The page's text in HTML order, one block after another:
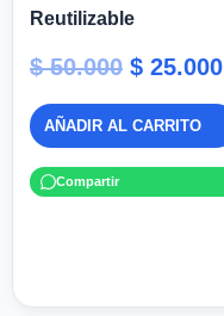
Reutilizable
$50.000 $ 25.000
AÑADIR AL CARRITO
Compartir